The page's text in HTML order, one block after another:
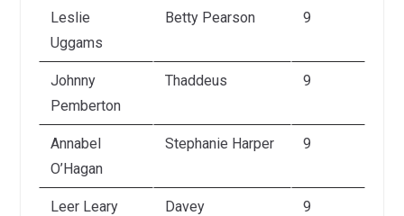
Leslie
Uggams
Betty Pearson 9
Johnny
Pemberton
Thaddeus 9
Annabel
O’Hagan
Stephanie Harper 9
Leer Leary Davey 9